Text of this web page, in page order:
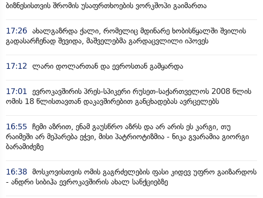
ბიზნესისთვის შრომის უსაფრთხოების ვორკშოპი გაიმართა
17:26 ახალგაზრდა ქალი, რომელიც მდინარე ხობისწყალში შვილის
გადასარჩენად შევიდა, მაშველებმა გარდაცვლილი იპოვეს
17:12 ლარი დოლართან და ევროსთან გამყარდა
17:01 ევროკავშირის პრეს-სპიკერი რუსეთ-საქართველოს 2008 წლის
ომის 18 წლისთავთან დაკავშირებით განცხადებას ავრცელებს
16:55 ჩემი აზრით, ენამ გაუსწრო აზრს და არ არის ეს კარგი, თუ
რაიმეში არ მეპარება ეჭვი, მისი პატრიოტიზმია - ნიკა გვარამია გიორგი
ბარამიძეზე
16:38 მოსკოვისთვის ომის გაგრძელების ფასი კიდევ უფრო გაიზარდოს
- ანდრი სიბიჰა ევროკავშირის ახალ სანქციებზე